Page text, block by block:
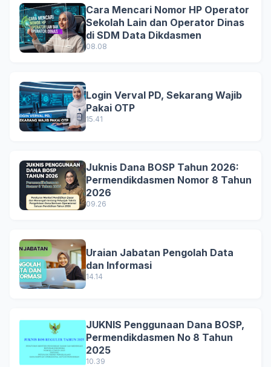
Cara Mencari Nomor HP Operator
Sekolah Lain dan Operator Dinas
di SDM Data Dikdasmen
08.08
Login Verval PD, Sekarang Wajib
Pakai OTP
15.41
Juknis Dana BOSP Tahun 2026:
Permendikdasmen Nomor 8 Tahun
2026
09.26
Uraian Jabatan Pengolah Data
dan Informasi
14.14
JUKNIS Penggunaan Dana BOSP,
Permendikdasmen No 8 Tahun
2025
10.39